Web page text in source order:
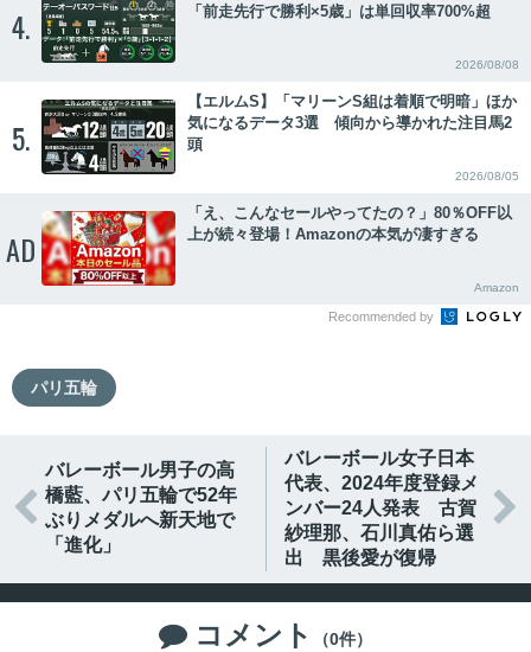
4.
「前走先行で勝利×5歳」は単回収率700%超
2026/08/08
5.
【エルムS】「マリーンS組は着順で明暗」ほか
気になるデータ3選 傾向から導かれた注目馬2
頭
2026/08/05
AD
「え、こんなセールやってたの？」80％OFF以
上が続々登場！Amazonの本気が凄すぎる
Amazon
Recommended by
パリ五輪

バレーボール男子の高
橋藍、パリ五輪で52年
ぶりメダルへ新天地で
「進化」
バレーボール女子日本
代表、2024年度登録メ
ンバー24人発表 古賀
紗理那、石川真佑ら選
出 黒後愛が復帰

 コメント
（0件）